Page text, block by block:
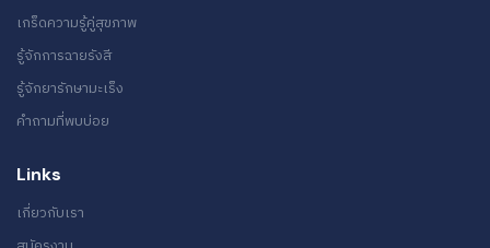
เกร็ดความรู้คู่สุขภาพ
รู้จักการฉายรังสี
รู้จักยารักษามะเร็ง
คำถามที่พบบ่อย
Links
เกี่ยวกับเรา